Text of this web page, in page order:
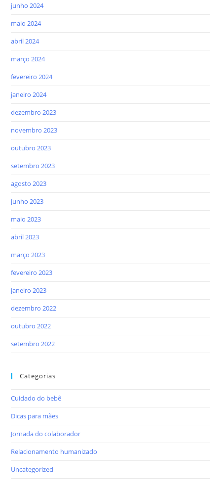
junho 2024
maio 2024
abril 2024
março 2024
fevereiro 2024
janeiro 2024
dezembro 2023
novembro 2023
outubro 2023
setembro 2023
agosto 2023
junho 2023
maio 2023
abril 2023
março 2023
fevereiro 2023
janeiro 2023
dezembro 2022
outubro 2022
setembro 2022
Categorias
Cuidado do bebê
Dicas para mães
Jornada do colaborador
Relacionamento humanizado
Uncategorized